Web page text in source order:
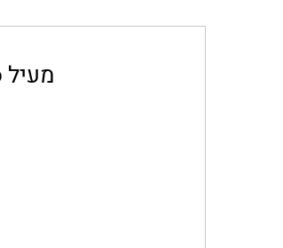
מעיל Uniqlo לגברים ללא כובע בצבע כחול